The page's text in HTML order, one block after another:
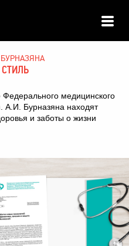
медицинского
А.И. Бурназяна находят
и заботы о жизни